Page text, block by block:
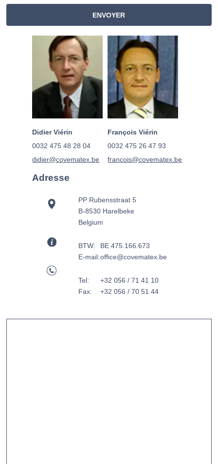
Didier Viérin
0032 475 48 28 04
didier@covematex.be
François Viérin
0032 475 26 47 93
francois@covematex.be
Adresse
PP Rubensstraat 5
B-8530 Harelbeke
Belgium
BTW:
BE 475.166.673
E-mail:office@covematex.be
Tel:
+32 056 / 71 41 10
Fax:
+32 056 / 70 51 44